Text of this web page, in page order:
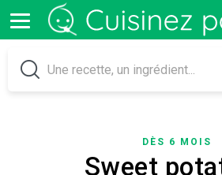
DÈS 6 MOIS
Sweet